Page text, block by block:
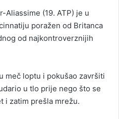
Aliassime (19. ATP) je u
poražen od Britanca
od najkontroverznijih
meč loptu i pokušao završiti
u tlo prije nego što se
i zatim prešla mrežu.